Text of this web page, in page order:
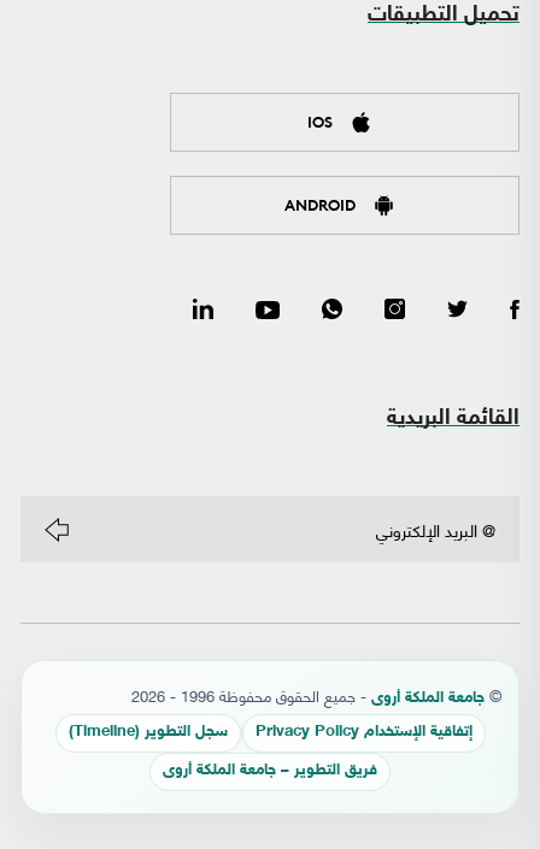
تحميل التطبيقات
IOS
ANDROID
القائمة البريدية
© جامعة الملكة أروى - جميع الحقوق محفوظة 1996 - 2026
إتفاقية الإستخدام Privacy Policy سجل التطوير (Timeline)
فريق التطوير – جامعة الملكة أروى